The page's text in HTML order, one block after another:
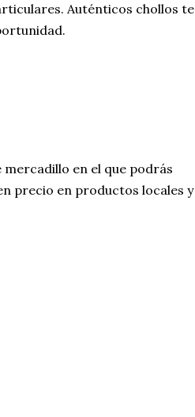
Auténticos chollos te
en el que podrás
precio en productos locales y